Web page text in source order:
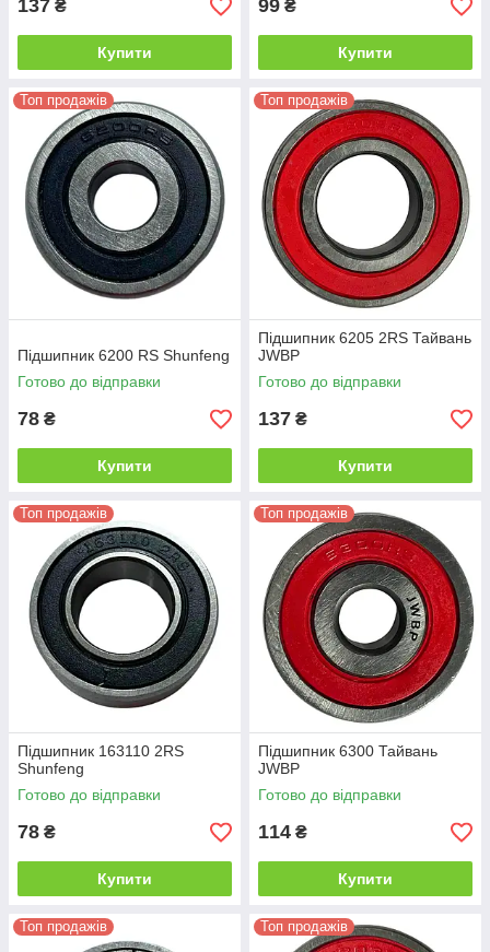
137 ₴
Купити
99 ₴
Купити
Топ продажів
Підшипник 6200 RS Shunfeng
Готово до відправки
78 ₴
Купити
Топ продажів
Підшипник 6205 2RS Тайвань
JWBP
Готово до відправки
137 ₴
Купити
Топ продажів
Підшипник 163110 2RS
Shunfeng
Готово до відправки
78 ₴
Купити
Топ продажів
Підшипник 6300 Тайвань
JWBP
Готово до відправки
114 ₴
Купити
Топ продажів Топ продажів